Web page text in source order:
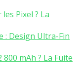
Pixel ? La
: Design Ultra-Fin
mAh ? La Fuite